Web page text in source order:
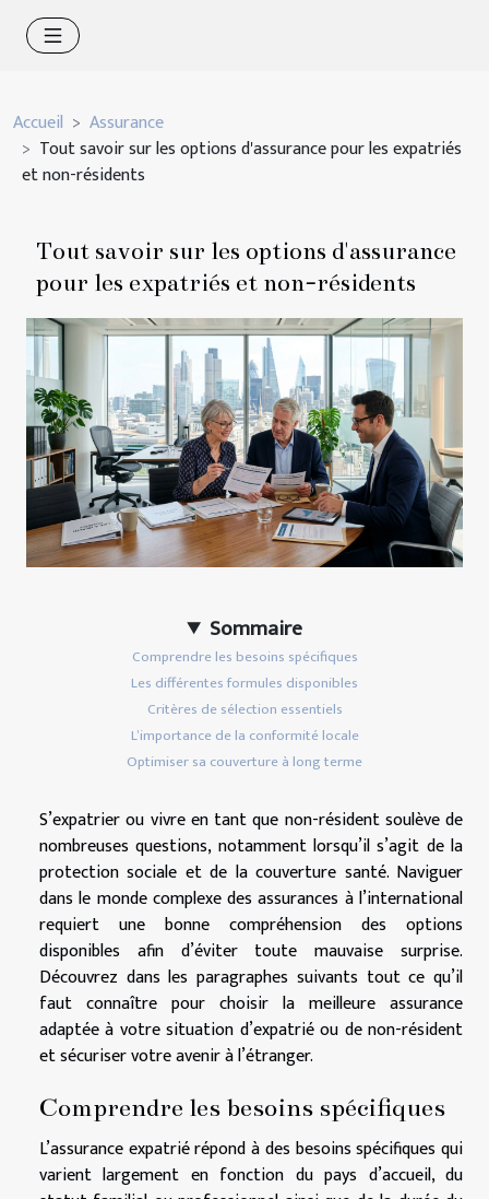
Accueil
Assurance
Tout savoir sur les options d'assurance pour les expatriés
et non-résidents
Tout savoir sur les options d'assurance
pour les expatriés et non-résidents
Sommaire
Comprendre les besoins spécifiques
Les différentes formules disponibles
Critères de sélection essentiels
L’importance de la conformité locale
Optimiser sa couverture à long terme
S’expatrier ou vivre en tant que non-résident soulève de
nombreuses questions, notamment lorsqu’il s’agit de la
protection sociale et de la couverture santé. Naviguer
dans le monde complexe des assurances à l’international
requiert une bonne compréhension des options
disponibles afin d’éviter toute mauvaise surprise.
Découvrez dans les paragraphes suivants tout ce qu’il
faut connaître pour choisir la meilleure assurance
adaptée à votre situation d’expatrié ou de non-résident
et sécuriser votre avenir à l’étranger.
Comprendre les besoins spécifiques
L’assurance expatrié répond à des besoins spécifiques qui
varient largement en fonction du pays d’accueil, du